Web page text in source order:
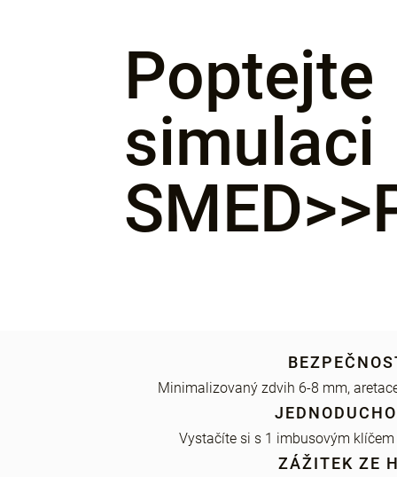
Poptejte
simulaci
Minimalizovaný zdvih 6-8 mm,
Vystačíte si s 1 imbusovým
ZÁŽITEK ZE